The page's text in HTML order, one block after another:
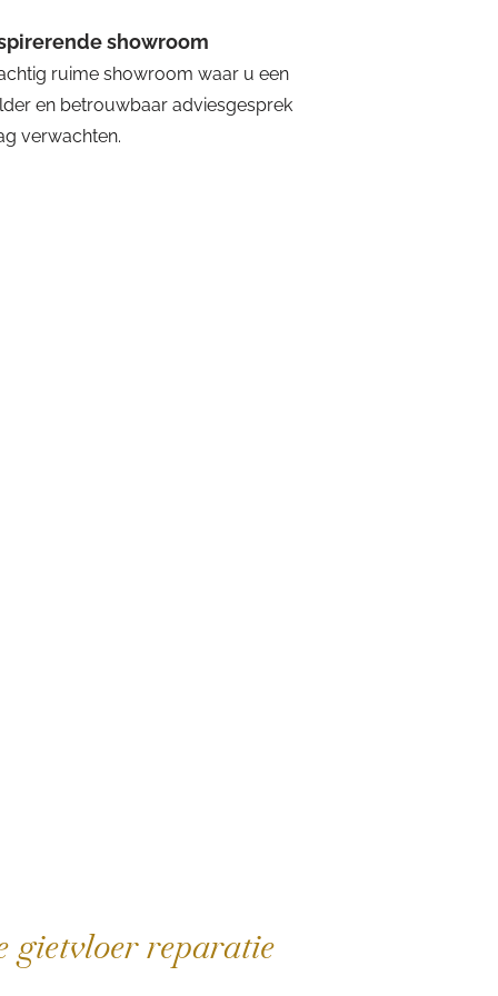
showroom
ruime showroom waar u een
en betrouwbaar adviesgesprek
verwachten.
gietvloer reparatie